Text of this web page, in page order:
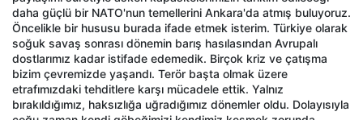
daha güçlü bir NATO'nun temellerini Ankara'da atmış buluyoruz.
Öncelikle bir hususu burada ifade etmek isterim. Türkiye olarak
soğuk savaş sonrası dönemin barış hasılasından Avrupalı
dostlarımız kadar istifade edemedik. Birçok kriz ve çatışma
bizim çevremizde yaşandı. Terör başta olmak üzere
etrafımızdaki tehditlere karşı mücadele ettik. Yalnız
bırakıldığımız, haksızlığa uğradığımız dönemler oldu. Dolayısıyla